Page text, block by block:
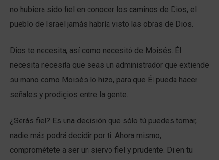
no hubiera sido fiel en conocer los caminos de Dios, el
pueblo de Israel jamás habría visto las obras de Dios.
Dios te necesita, así como necesitó de Moisés. Él
necesita necesita que seas un administrador que extiende
su mano como Moisés lo hizo, para que Él pueda hacer
señales y prodigios entre la gente.
¿Serás fiel? Es una decisión que sólo tú puedes tomar,
nadie más podrá decidir por ti. Ahora mismo,
comprométete a ser un siervo fiel y prudente. Di en tu